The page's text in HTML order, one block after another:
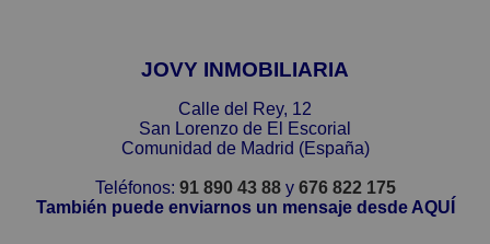
JOVY INMOBILIARIA
Calle del Rey, 12
San Lorenzo de El Escorial
Comunidad de Madrid (España)
Teléfonos: 91 890 43 88y 676 822 175
También puede enviarnos un mensaje desde AQUÍ